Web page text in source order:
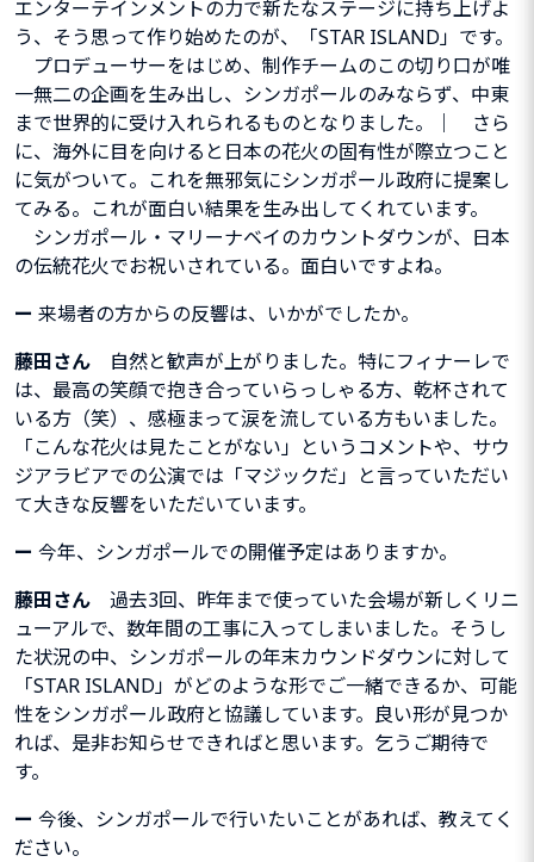
エンターテインメントの力で新たなステージに持ち上げよ
う、そう思って作り始めたのが、「STAR ISLAND」です。
プロデューサーをはじめ、制作チームのこの切り口が唯
一無二の企画を生み出し、シンガポールのみならず、中東
まで世界的に受け入れられるものとなりました。｜ さら
に、海外に目を向けると日本の花火の固有性が際立つこと
に気がついて。これを無邪気にシンガポール政府に提案し
てみる。これが面白い結果を生み出してくれています。
シンガポール・マリーナベイのカウントダウンが、日本
の伝統花火でお祝いされている。面白いですよね。
ー 来場者の方からの反響は、いかがでしたか。
藤田さん
自然と歓声が上がりました。特にフィナーレで
は、最高の笑顔で抱き合っていらっしゃる方、乾杯されて
いる方（笑）、感極まって涙を流している方もいました。
「こんな花火は見たことがない」というコメントや、サウ
ジアラビアでの公演では「マジックだ」と言っていただい
て大きな反響をいただいています。
ー 今年、シンガポールでの開催予定はありますか。
藤田さん
過去3回、昨年まで使っていた会場が新しくリニ
ューアルで、数年間の工事に入ってしまいました。そうし
た状況の中、シンガポールの年末カウンドダウンに対して
「STAR ISLAND」がどのような形でご一緒できるか、可能
性をシンガポール政府と協議しています。良い形が見つか
れば、是非お知らせできればと思います。乞うご期待で
す。
ー 今後、シンガポールで行いたいことがあれば、教えてく
ださい。